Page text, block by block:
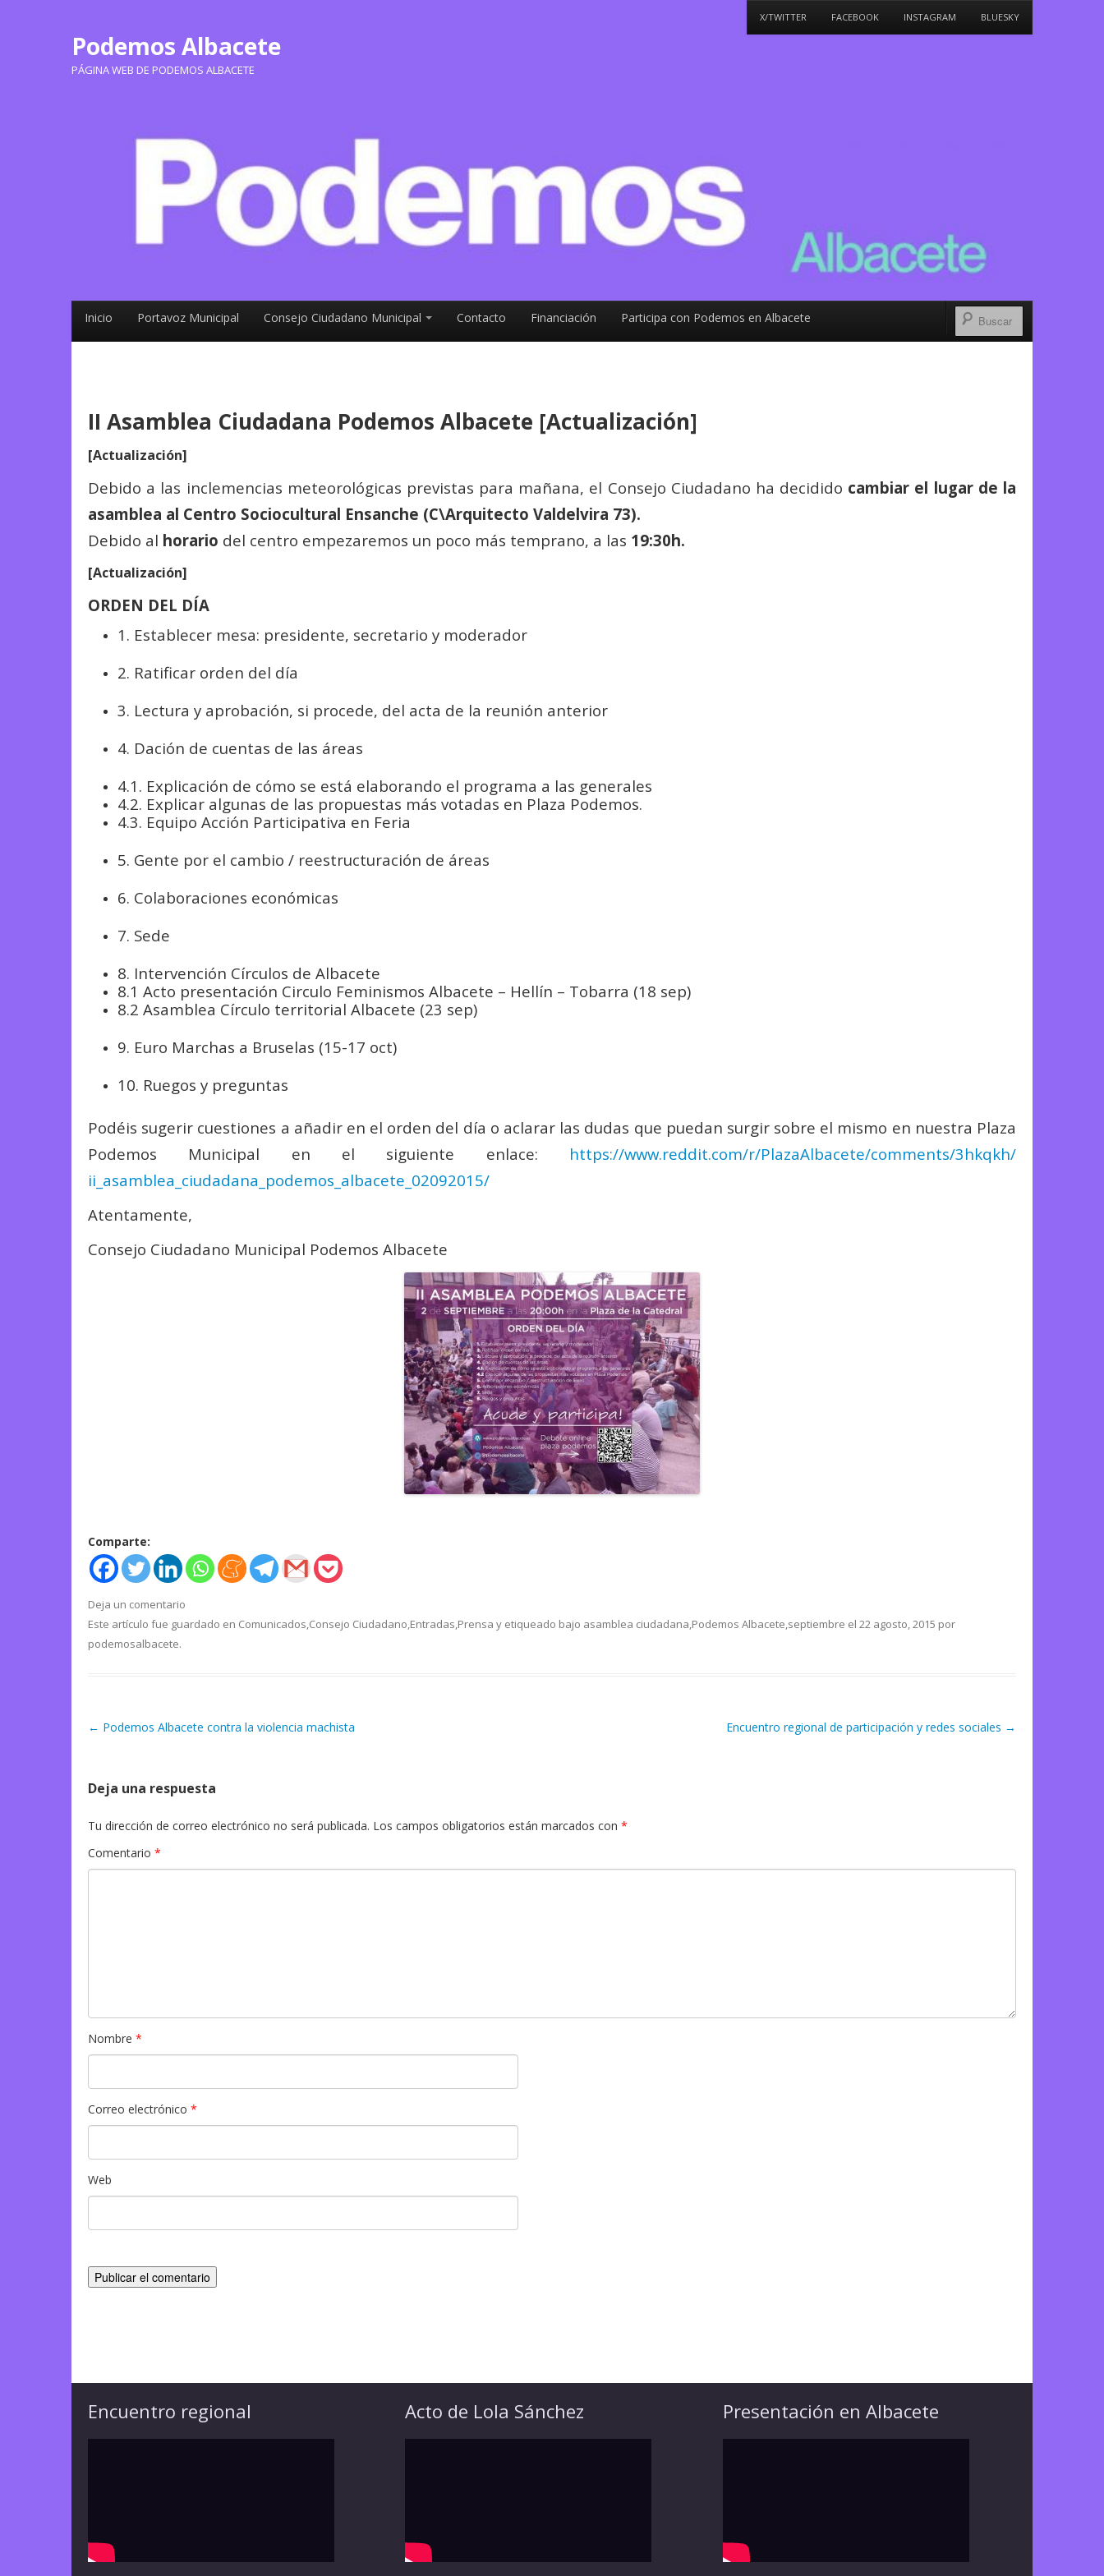
Podemos Albacete
PÁGINA WEB DE PODEMOS ALBACETE
X/TWITTER FACEBOOK INSTAGRAM BLUESKY
Inicio Portavoz Municipal Consejo Ciudadano Municipal Contacto Financiación Participa con Podemos en Albacete
II Asamblea Ciudadana Podemos Albacete [Actualización]
[Actualización]
Debido a las inclemencias meteorológicas previstas para mañana, el Consejo Ciudadano ha decidido cambiar el lugar de la
asamblea al Centro Sociocultural Ensanche (C\Arquitecto Valdelvira 73).
Debido al horario del centro empezaremos un poco más temprano, a las 19:30h.
[Actualización]
ORDEN DEL DÍA
1. Establecer mesa: presidente, secretario y moderador
2. Ratificar orden del día
3. Lectura y aprobación, si procede, del acta de la reunión anterior
4. Dación de cuentas de las áreas
4.1. Explicación de cómo se está elaborando el programa a las generales
4.2. Explicar algunas de las propuestas más votadas en Plaza Podemos.
4.3. Equipo Acción Participativa en Feria
5. Gente por el cambio / reestructuración de áreas
6. Colaboraciones económicas
7. Sede
8. Intervención Círculos de Albacete
8.1 Acto presentación Circulo Feminismos Albacete – Hellín – Tobarra (18 sep)
8.2 Asamblea Círculo territorial Albacete (23 sep)
9. Euro Marchas a Bruselas (15-17 oct)
10. Ruegos y preguntas
Podéis sugerir cuestiones a añadir en el orden del día o aclarar las dudas que puedan surgir sobre el mismo en nuestra Plaza
Podemos Municipal en el siguiente enlace: https://www.reddit.com/r/PlazaAlbacete/comments/3hkqkh/
ii_asamblea_ciudadana_podemos_ albacete_02092015/
Atentamente,
Consejo Ciudadano Municipal Podemos Albacete
Comparte:
Deja un comentario
Este artículo fue guardado en Comunicados,Consejo Ciudadano,Entradas,Prensa y etiqueado bajo asamblea ciudadana,Podemos Albacete,septiembre el 22 agosto, 2015 por
podemosalbacete.
Navegación de artículos
← Podemos Albacete contra la violencia machista Encuentro regional de participación y redes sociales →
Deja una respuesta
Tu dirección de correo electrónico no será publicada. Los campos obligatorios están marcados con *
Comentario *
Nombre *
Correo electrónico *
Web
Encuentro regional Acto de Lola Sánchez Presentación en Albacete